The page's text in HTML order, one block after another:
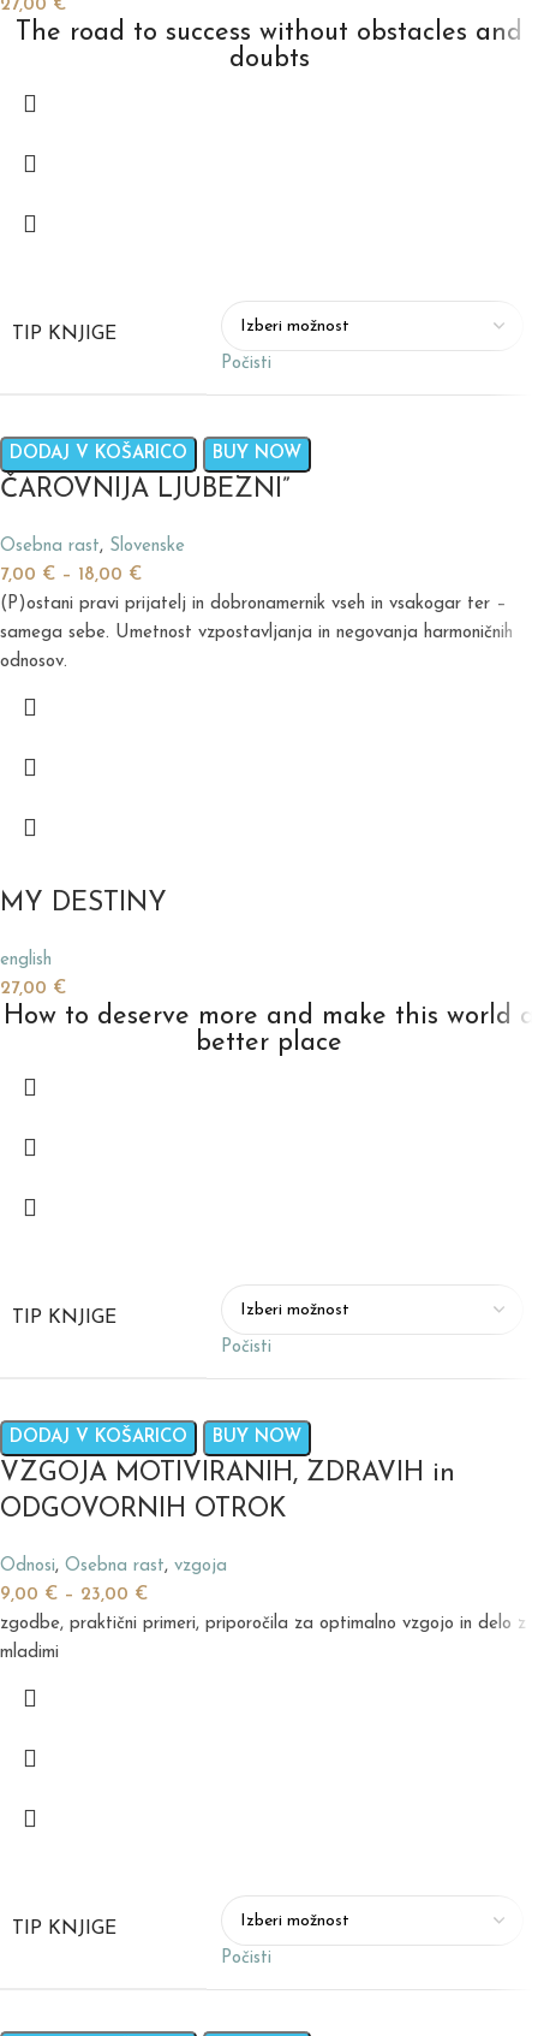
27,00 €
The road to success without obstacles and
doubts
TIP KNJIGE
Počisti
DODAJ V KOŠARICO BUY NOW
ČAROVNIJA LJUBEZNI”
Osebna rast, Slovenske
7,00 € – 18,00 €
(P)ostani pravi prijatelj in dobronamernik vseh in vsakogar ter –
samega sebe. Umetnost vzpostavljanja in negovanja harmoničnih
odnosov.
MY DESTINY
english
27,00 €
How to deserve more and make this world a
better place
TIP KNJIGE
Počisti
DODAJ V KOŠARICO BUY NOW
VZGOJA MOTIVIRANIH, ZDRAVIH in
ODGOVORNIH OTROK
Odnosi, Osebna rast, vzgoja
9,00 € – 23,00 €
zgodbe, praktični primeri, priporočila za optimalno vzgojo in delo z
mladimi
TIP KNJIGE
Počisti